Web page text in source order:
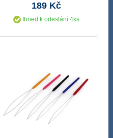
189 Kč
Ihned k odeslání 4ks